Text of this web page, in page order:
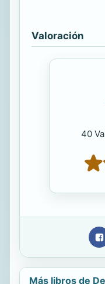
Valoración
40
Más libros de